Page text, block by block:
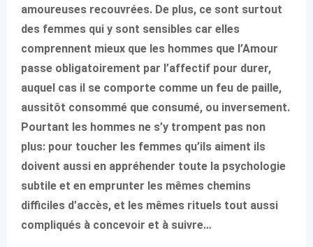
amoureuses recouvrées. De plus, ce sont surtout
des femmes qui y sont sensibles car elles
comprennent mieux que les hommes que l’Amour
passe obligatoirement par l’affectif pour durer,
auquel cas il se comporte comme un feu de paille,
aussitôt consommé que consumé, ou inversement.
Pourtant les hommes ne s’y trompent pas non
plus: pour toucher les femmes qu’ils aiment ils
doivent aussi en appréhender toute la psychologie
subtile et en emprunter les mêmes chemins
difficiles d’accès, et les mêmes rituels tout aussi
compliqués à concevoir et à suivre…